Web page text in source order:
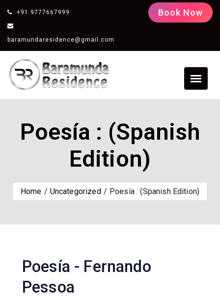
+91 9777667999
baramundaresidence@gmail.com
Book Now
Poesía : (Spanish
Edition)
Home Uncategorized Poesía : (Spanish Edition)
Poesía - Fernando
Pessoa